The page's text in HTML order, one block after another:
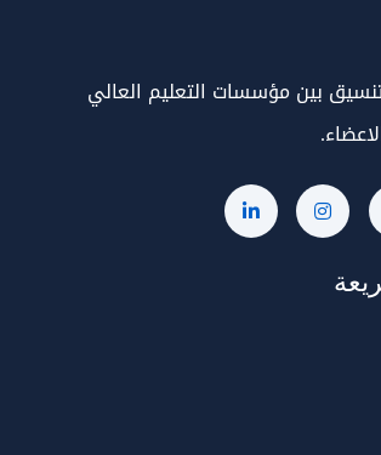
بين مؤسسات التعليم العالي